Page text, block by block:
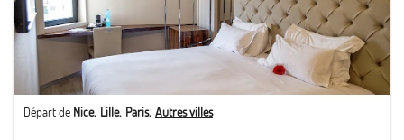
Départ de Nice Lille Paris Autres villes